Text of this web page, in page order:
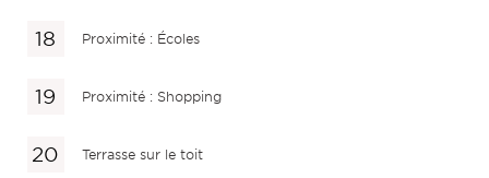
Proximité : Écoles
Proximité : Shopping
Terrasse sur le toit